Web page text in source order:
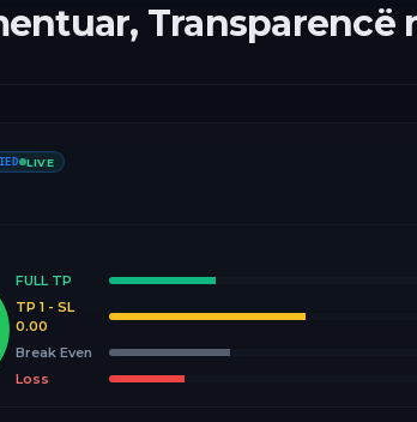
Transparencë
LIVE
FULL TP
TP 1 - SL
0.00
Break Even
Loss